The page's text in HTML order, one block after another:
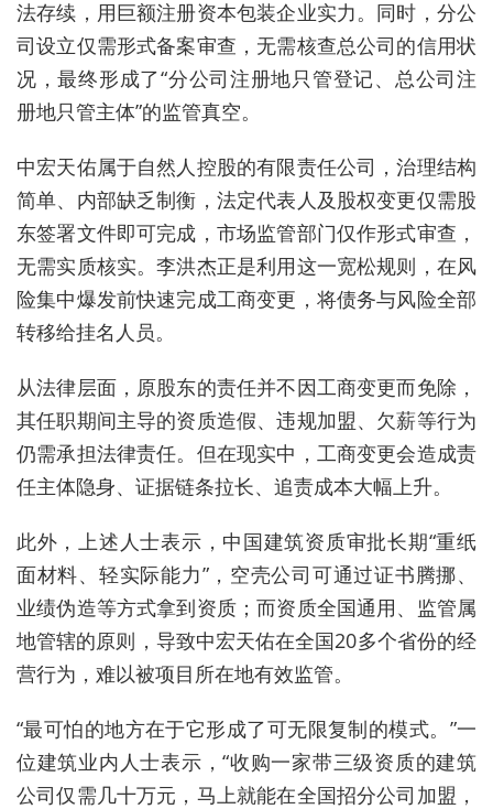
法存续，用巨额注册资本包装企业实力。同时，分公
司设立仅需形式备案审查，无需核查总公司的信用状
况，最终形成了“分公司注册地只管登记、总公司注
册地只管主体”的监管真空。
中宏天佑属于自然人控股的有限责任公司，治理结构
简单、内部缺乏制衡，法定代表人及股权变更仅需股
东签署文件即可完成，市场监管部门仅作形式审查，
无需实质核实。李洪杰正是利用这一宽松规则，在风
险集中爆发前快速完成工商变更，将债务与风险全部
转移给挂名人员。
从法律层面，原股东的责任并不因工商变更而免除，
其任职期间主导的资质造假、违规加盟、欠薪等行为
仍需承担法律责任。但在现实中，工商变更会造成责
任主体隐身、证据链条拉长、追责成本大幅上升。
此外，上述人士表示，中国建筑资质审批长期“重纸
面材料、轻实际能力”，空壳公司可通过证书腾挪、
业绩伪造等方式拿到资质；而资质全国通用、监管属
地管辖的原则，导致中宏天佑在全国20多个省份的经
营行为，难以被项目所在地有效监管。
“最可怕的地方在于它形成了可无限复制的模式。”一
位建筑业内人士表示，“收购一家带三级资质的建筑
公司仅需几十万元，马上就能在全国招分公司加盟，